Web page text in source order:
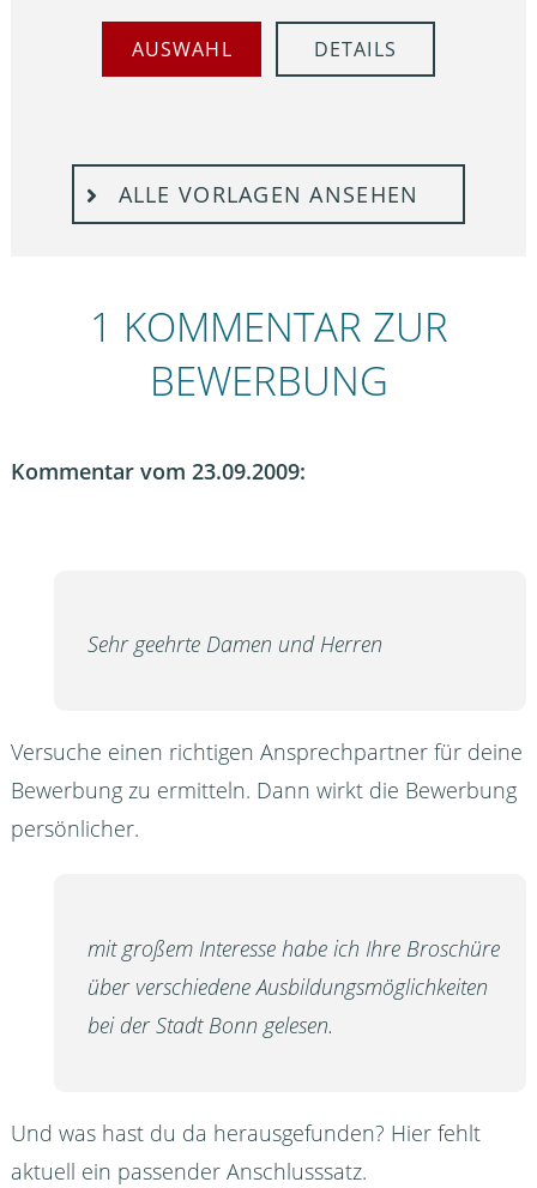
AUSWAHL DETAILS
ALLE VORLAGEN ANSEHEN
1 KOMMENTAR ZUR
BEWERBUNG
Kommentar vom 23.09.2009:
Sehr geehrte Damen und Herren
Versuche einen richtigen Ansprechpartner für deine
Bewerbung zu ermitteln. Dann wirkt die Bewerbung
persönlicher.
mit großem Interesse habe ich Ihre Broschüre
über verschiedene Ausbildungsmöglichkeiten
bei der Stadt Bonn gelesen.
Und was hast du da herausgefunden? Hier fehlt
aktuell ein passender Anschlusssatz.